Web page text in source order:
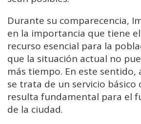
Durante su comparecencia,
en la importancia que tiene
recurso esencial para la
que la situación actual no
más tiempo. En este
se trata de un servicio básico
resulta fundamental para el
de la ciudad.